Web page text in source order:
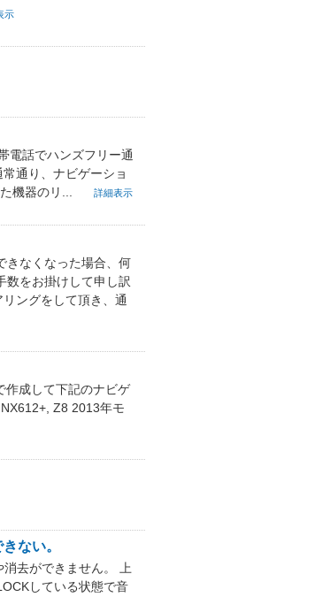
示
電話でハンズフリー通
通り、ナビゲーショ
機器のリ...
詳細表示
きなくなった場合、何
数をお掛けして申し訳
ングをして頂き、通
作成して下記のナビゲ
Z8 2013年モ
ない。
去ができません。 上
している状態で音